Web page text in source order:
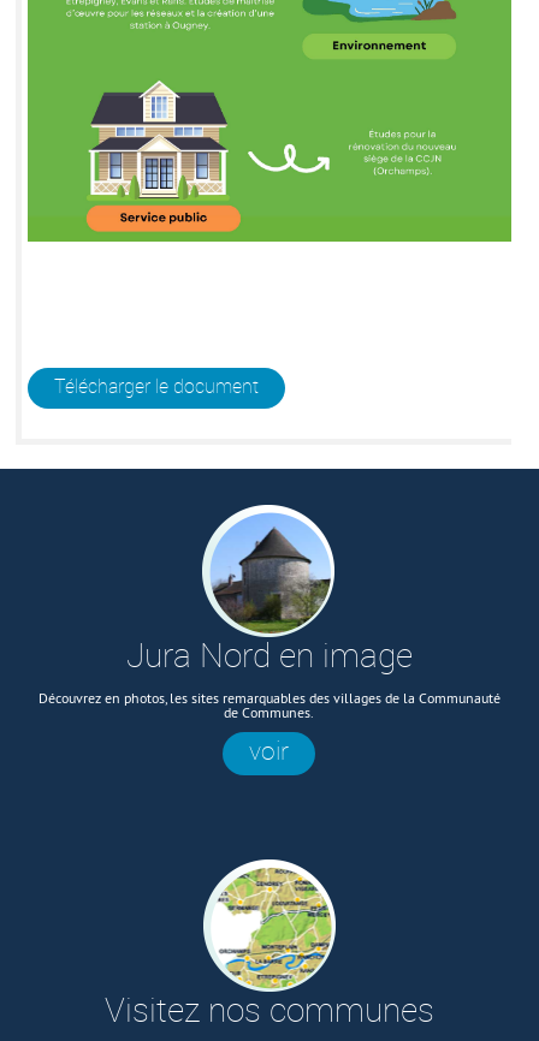
Télécharger le document
Jura Nord en image
Découvrez en photos, les sites remarquables des villages de la Communauté
de Communes.
voir
Visitez nos communes